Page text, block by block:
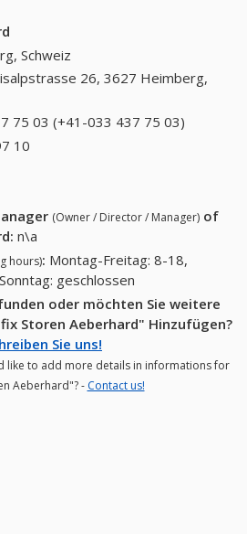
Schweiz
26, 3627 Heimberg,
75 03 (+41-033 437 75 03)
10
(Owner / Director / Manager) of
: n\a
hours): Montag-Freitag: 8-18,
geschlossen
oder möchten Sie weitere
Storen Aeberhard" Hinzufügen?
Sie uns!
like to add more details in informations for
Aeberhard"? - Contact us!